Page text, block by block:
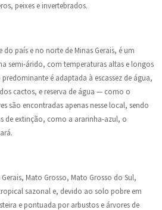
peixes e invertebrados.
país e no norte de Minas Gerais, é um
semi-árido, com temperaturas altas e longos
é adaptada à escassez de água,
cactos, e reserva de água — como o
são encontradas apenas nesse local, sendo
de extinção, como a ararinha-azul, o
Mato Grosso, Mato Grosso do Sul,
sazonal e, devido ao solo pobre em
e pontuada por arbustos e árvores de